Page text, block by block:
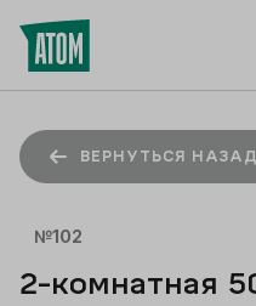
ВЕРНУТЬСЯ НАЗАД
№102
2-комнатная